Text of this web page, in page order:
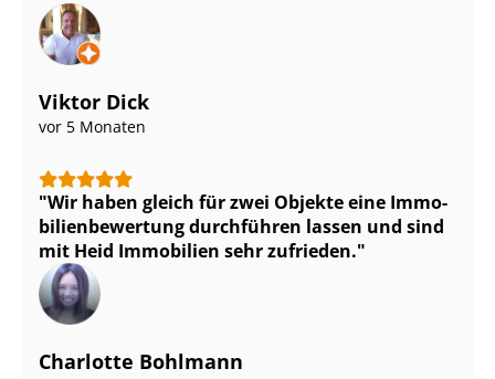
Viktor Dick
vor 5 Monaten
Wir haben gleich für zwei Objekte eine Im­mo­
bi­li­en­be­wer­tung durchführen lassen und sind
mit Heid Immobilien sehr zufrieden.
Charlotte Bohlmann